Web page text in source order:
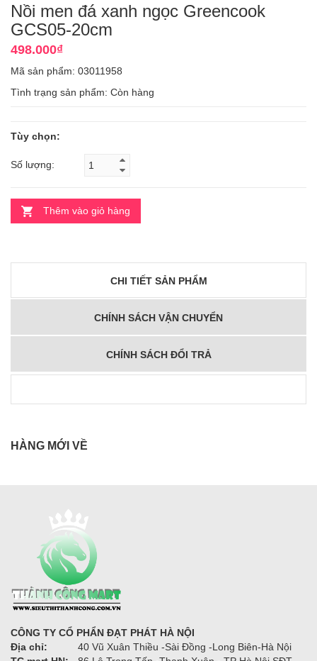
Nồi men đá xanh ngọc Greencook
GCS05-20cm
498.000₫
Mã sản phẩm: 03011958
Tình trạng sản phẩm: Còn hàng
Tùy chọn:
Số lượng:
Thêm vào giỏ hàng
CHI TIẾT SẢN PHẨM
CHÍNH SÁCH VẬN CHUYỂN
CHÍNH SÁCH ĐỔI TRẢ
HÀNG MỚI VỀ
CÔNG TY CỔ PHẨN ĐẠT PHÁT HÀ NỘI
Địa chỉ:
40 Vũ Xuân Thiều -Sài Đồng -Long Biên-Hà Nội